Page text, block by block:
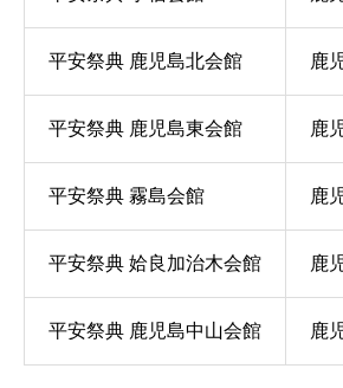
平安祭典 鹿児島北会館 鹿
平安祭典 鹿児島東会館 鹿
平安祭典 霧島会館 鹿
平安祭典 姶良加治木会館 鹿
平安祭典 鹿児島中山会館 鹿